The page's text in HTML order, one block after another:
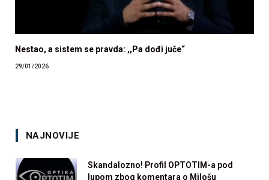
Nestao, a sistem se pravda: ,,Pa dođi juče“
29/01/2026
NAJNOVIJE
Skandalozno! Profil OPTOTIM-a pod
lupom zbog komentara o Milošu